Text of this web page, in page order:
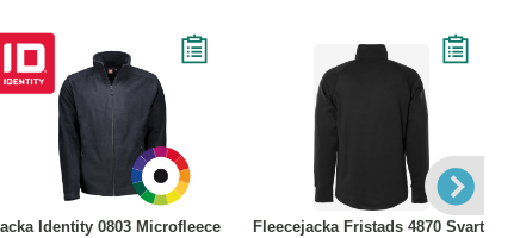
2141224
Identity 0803 Microfleece
Köp Läs mer
Fleecejacka Fristads 4870 Svart